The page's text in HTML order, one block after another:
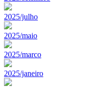
2025/julho
2025/maio
2025/marco
2025/janeiro